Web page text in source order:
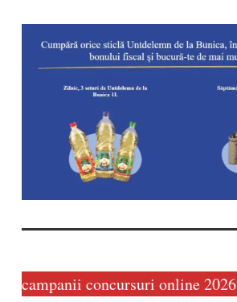
campanii concursuri online 2026